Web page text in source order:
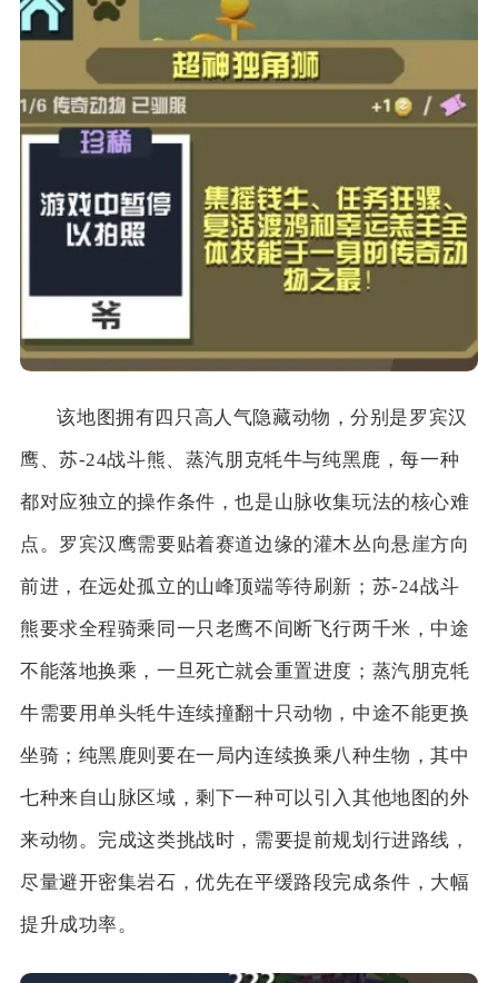
该地图拥有四只高人气隐藏动物，分别是罗宾汉
鹰、苏-24战斗熊、蒸汽朋克牦牛与纯黑鹿，每一种
都对应独立的操作条件，也是山脉收集玩法的核心难
点。罗宾汉鹰需要贴着赛道边缘的灌木丛向悬崖方向
前进，在远处孤立的山峰顶端等待刷新；苏-24战斗
熊要求全程骑乘同一只老鹰不间断飞行两千米，中途
不能落地换乘，一旦死亡就会重置进度；蒸汽朋克牦
牛需要用单头牦牛连续撞翻十只动物，中途不能更换
坐骑；纯黑鹿则要在一局内连续换乘八种生物，其中
七种来自山脉区域，剩下一种可以引入其他地图的外
来动物。完成这类挑战时，需要提前规划行进路线，
尽量避开密集岩石，优先在平缓路段完成条件，大幅
提升成功率。